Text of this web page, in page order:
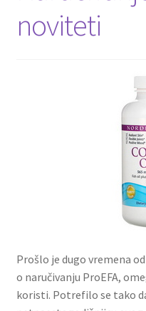
noviteti
Prošlo je dugo vremena
o naručivanju ProEFA,
koristi. Potrefilo se tako